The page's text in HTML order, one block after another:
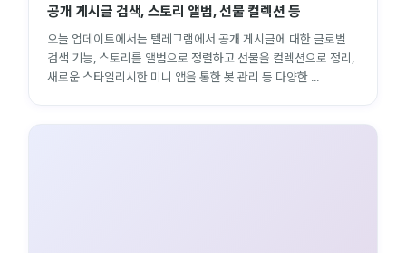
공개 게시글 검색, 스토리 앨범, 선물 컬렉션 등
오늘 업데이트에서는 텔레그램에서 공개 게시글에 대한 글로벌
검색 기능, 스토리를 앨범으로 정렬하고 선물을 컬렉션으로 정리,
새로운 스타일리시한 미니 앱을 통한 봇 관리 등 다양한 ...